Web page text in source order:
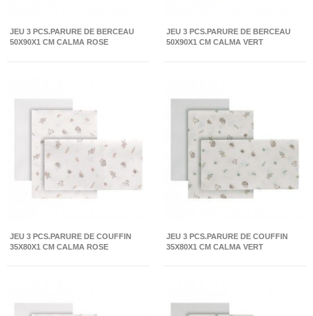
JEU 3 PCS.PARURE DE BERCEAU
50X90X1 CM CALMA ROSE
JEU 3 PCS.PARURE DE BERCEAU
50X90X1 CM CALMA VERT
JEU 3 PCS.PARURE DE COUFFIN
35X80X1 CM CALMA ROSE
JEU 3 PCS.PARURE DE COUFFIN
35X80X1 CM CALMA VERT